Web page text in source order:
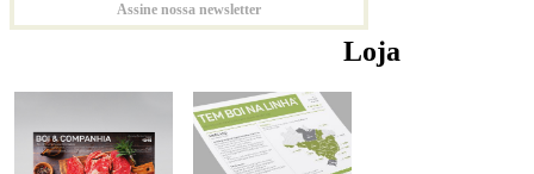
Assine nossa newsletter
Loja